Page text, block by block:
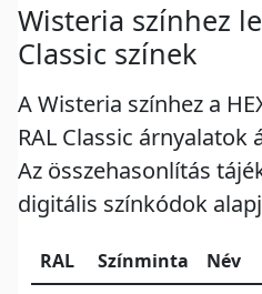
Wisteria színhez
Classic színek
A Wisteria színhez a
RAL Classic árnyalatok
Az összehasonlítás
digitális színkódok
RAL Színminta Név